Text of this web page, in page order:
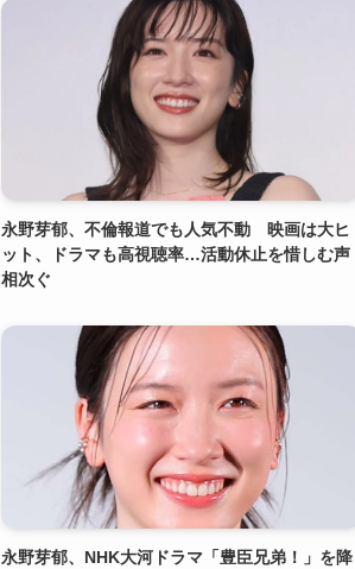
永野芽郁、不倫報道でも人気不動 映画は大ヒ
ット、ドラマも高視聴率…活動休止を惜しむ声
相次ぐ
永野芽郁、NHK大河ドラマ「豊臣兄弟！」を降